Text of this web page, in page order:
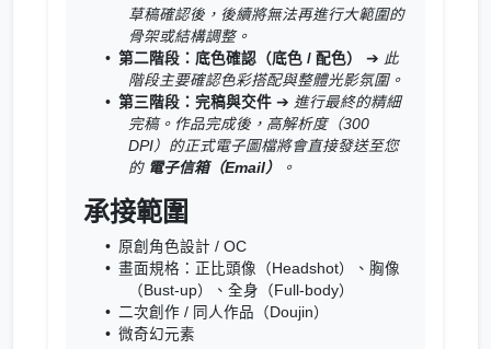
草稿確認後，後續將無法再進行大範圍的
骨架或結構調整。
第二階段：底色確認（底色 / 配色）
➔ 此
階段主要確認色彩搭配與整體光影氛圍。
第三階段：完稿與交件 ➔ 進行最終的精細
完稿。作品完成後，高解析度（300
DPI）的正式電子圖檔將會直接發送至您
的 電子信箱（Email） 。
承接範圍
原創角色設計 / OC
畫面規格：正比頭像（Headshot）、胸像
（Bust-up）、全身（Full-body）
二次創作 / 同人作品（Doujin）
微奇幻元素